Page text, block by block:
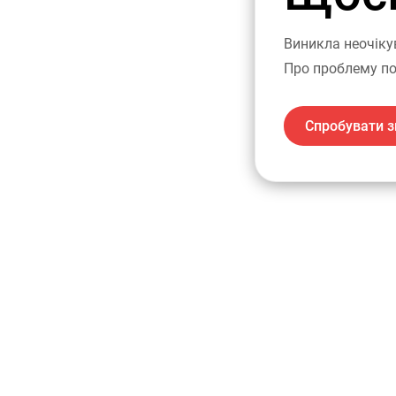
Виникла
Про проблему
Спробувати